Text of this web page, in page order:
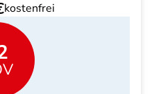
kostenfrei